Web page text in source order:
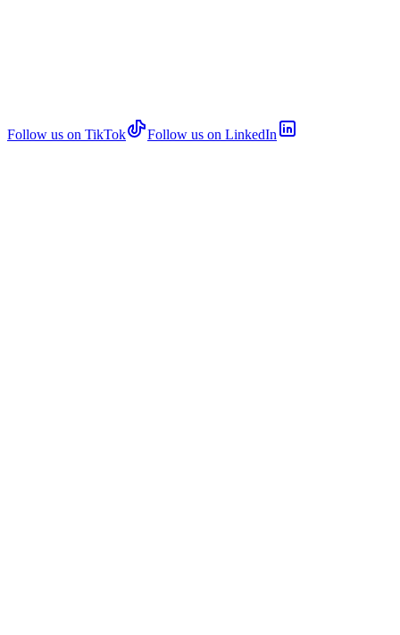
Follow us on TikTok Follow us on LinkedIn